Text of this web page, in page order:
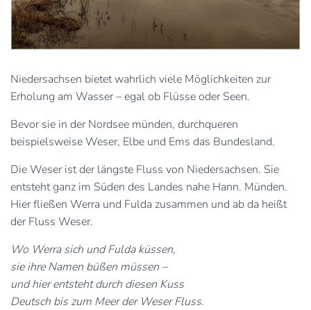
Niedersachsen bietet wahrlich viele Möglichkeiten zur
Erholung am Wasser – egal ob Flüsse oder Seen.
Bevor sie in der Nordsee münden, durchqueren
beispielsweise Weser, Elbe und Ems das Bundesland.
Die Weser ist der längste Fluss von Niedersachsen. Sie
entsteht ganz im Süden des Landes nahe Hann. Münden.
Hier fließen Werra und Fulda zusammen und ab da heißt
der Fluss Weser.
Wo Werra sich und Fulda küssen,
sie ihre Namen büßen müssen –
und hier entsteht durch diesen Kuss
Deutsch bis zum Meer der Weser Fluss.